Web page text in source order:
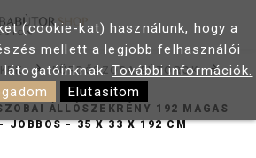
FÜRDŐSZOBA BÚTOROK
ÁLLÓSZEKRÉNY 192 MAGAS
JOBBOS - 35 X 33 X 192 CM
(cookie-kat) használunk, hogy a
mellett a legjobb felhasználói
látogatóinknak.További információk.
Elutasítom